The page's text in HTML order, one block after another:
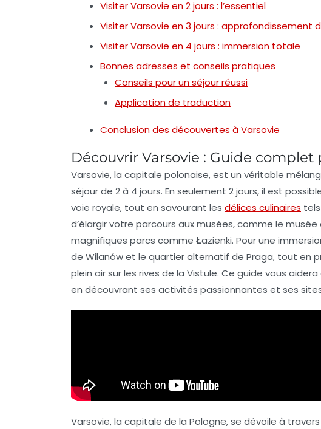
Visiter Varsovie en 2 jours : l’essentiel
Visiter Varsovie en 3 jours : approfondissement
Visiter Varsovie en 4 jours : immersion totale
Bonnes adresses et conseils pratiques
Conseils pour un séjour réussi
Application de traduction
Conclusion des découvertes à Varsovie
Découvrir Varsovie : Guide
Varsovie, la capitale polonaise, est un véritable
séjour de 2 à 4 jours. En seulement 2 jours, il est
voie royale, tout en savourant les délices culinaires
d’élargir votre parcours aux musées, comme le musée
magnifiques parcs comme Łazienki. Pour une
de Wilanówet le quartier alternatif de Praga, tout en
plein air sur les rives de la Vistule. Ce guide vous
en découvrant ses activités passionnantes et ses
Varsovie, la capitale de la Pologne, se dévoile à